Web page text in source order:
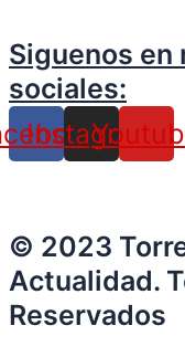
Siguenos en
sociales:
Instagram
© 2023
Actualidad.
Reservados